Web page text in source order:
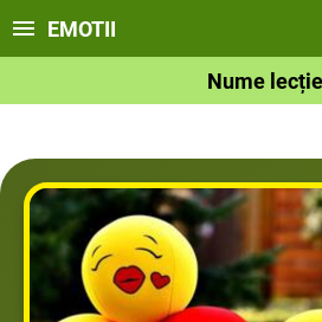
EMOTII
Nume lecție